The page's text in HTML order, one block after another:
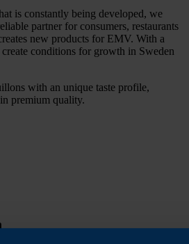
is constantly being developed, we
partner for consumers, restaurants
new products for EMV. With a
conditions for growth in Sweden
with an unique taste profile,
premium quality.